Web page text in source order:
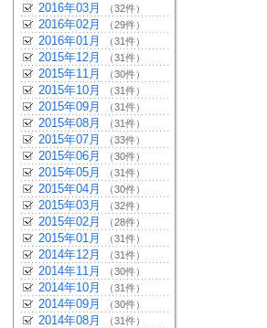
2016年03月 （32件）
2016年02月 （29件）
2016年01月 （31件）
2015年12月 （31件）
2015年11月 （30件）
2015年10月 （31件）
2015年09月 （31件）
2015年08月 （31件）
2015年07月 （33件）
2015年06月 （30件）
2015年05月 （31件）
2015年04月 （30件）
2015年03月 （32件）
2015年02月 （28件）
2015年01月 （31件）
2014年12月 （31件）
2014年11月 （30件）
2014年10月 （31件）
2014年09月 （30件）
2014年08月 （31件）